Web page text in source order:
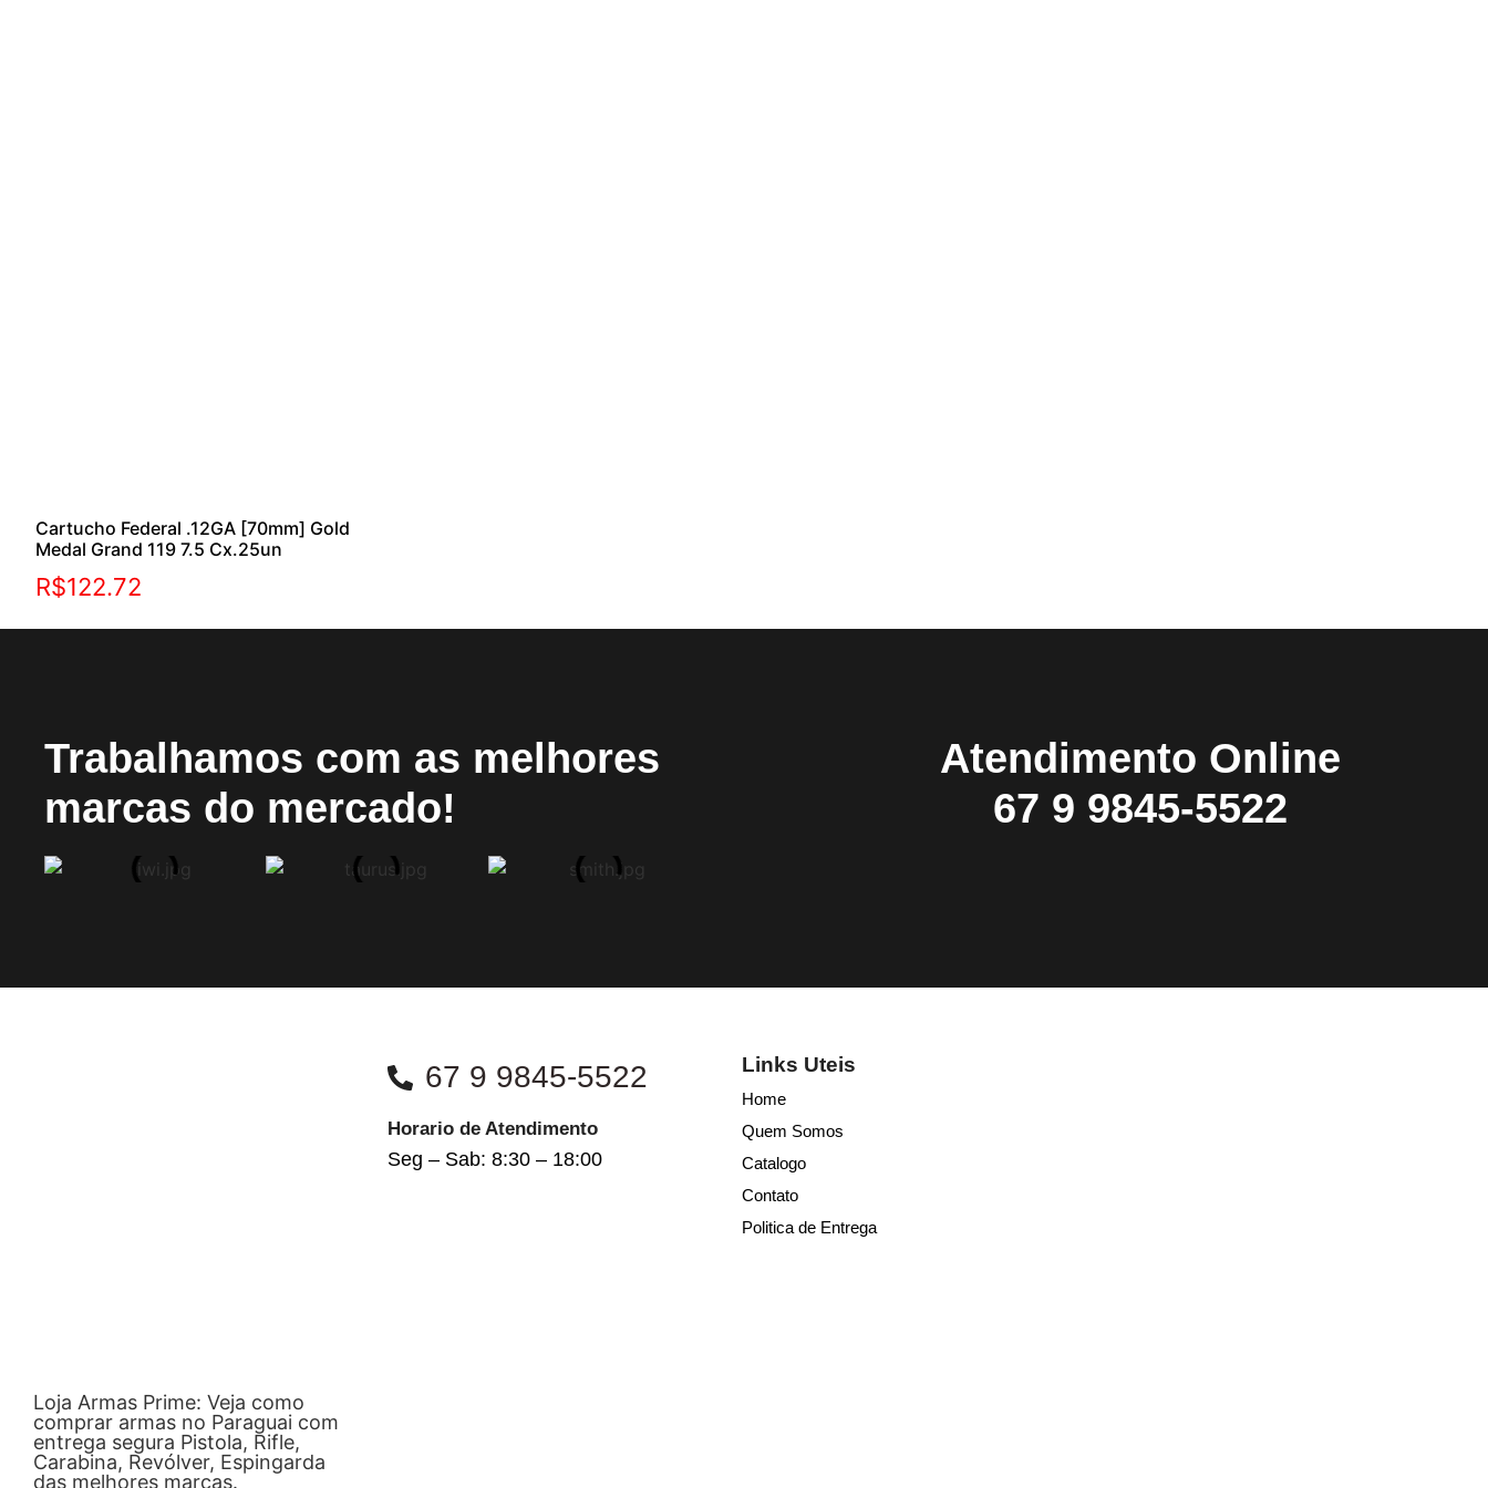
Cartucho Federal .12GA [70mm] Gold
Medal Grand 119 7.5 Cx.25un
R$122.72
Trabalhamos com as melhores
marcas do mercado!
Atendimento Online
67 9 9845-5522
Loja Armas Prime: Veja como
comprar armas no Paraguai com
entrega segura Pistola, Rifle,
Carabina, Revólver, Espingarda
das melhores marcas.
67 9 9845-5522
Horario de Atendimento
Seg – Sab: 8:30 – 18:00
Links Uteis
Home
Quem Somos
Catalogo
Contato
Politica de Entrega